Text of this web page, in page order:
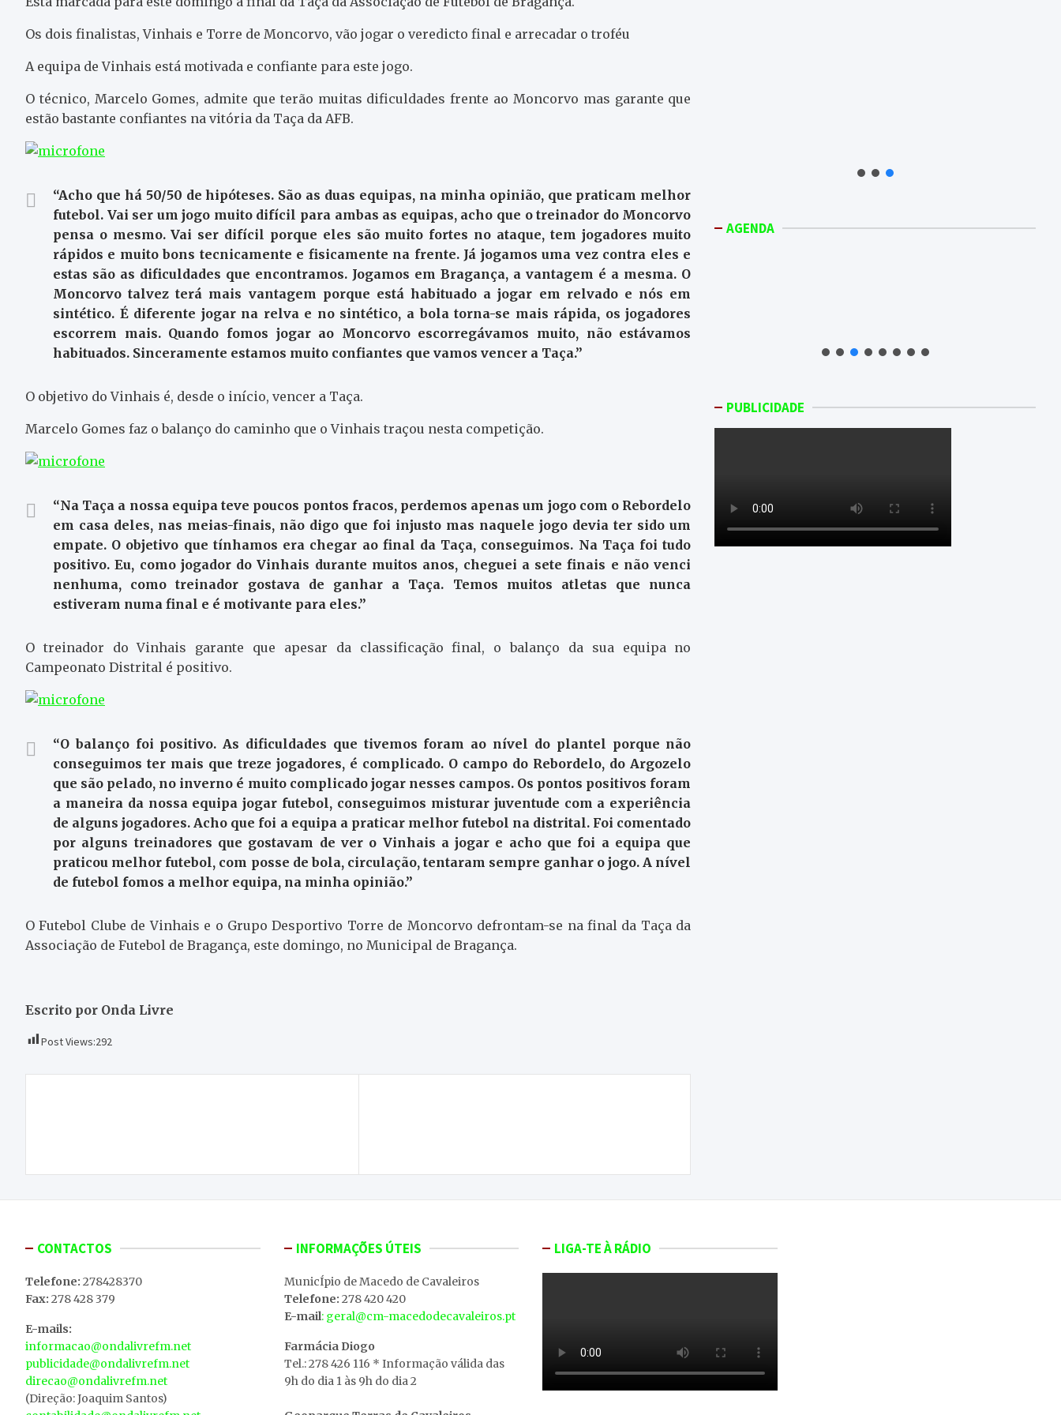
Os dois finalistas, Vinhais e Torre de Moncorvo, vão jogar o veredicto final e arrecadar o troféu
A equipa de Vinhais está motivada e confiante para este jogo.
O técnico, Marcelo Gomes, admite que terão muitas dificuldades frente ao Moncorvo mas garante que
estão bastante confiantes na vitória da Taça da AFB.
“Acho que há 50/50 de hipóteses. São as duas equipas, na minha opinião, que praticam melhor
futebol. Vai ser um jogo muito difícil para ambas as equipas, acho que o treinador do Moncorvo
pensa o mesmo. Vai ser difícil porque eles são muito fortes no ataque, tem jogadores muito
rápidos e muito bons tecnicamente e fisicamente na frente. Já jogamos uma vez contra eles e
estas são as dificuldades que encontramos. Jogamos em Bragança, a vantagem é a mesma. O
Moncorvo talvez terá mais vantagem porque está habituado a jogar em relvado e nós em
sintético. É diferente jogar na relva e no sintético, a bola torna-se mais rápida, os jogadores
escorrem mais. Quando fomos jogar ao Moncorvo escorregávamos muito, não estávamos
habituados. Sinceramente estamos muito confiantes que vamos vencer a Taça.”
O objetivo do Vinhais é, desde o início, vencer a Taça.
Marcelo Gomes faz o balanço do caminho que o Vinhais traçou nesta competição.
“Na Taça a nossa equipa teve poucos pontos fracos, perdemos apenas um jogo com o Rebordelo
em casa deles, nas meias-finais, não digo que foi injusto mas naquele jogo devia ter sido um
empate. O objetivo que tínhamos era chegar ao final da Taça, conseguimos. Na Taça foi tudo
positivo. Eu, como jogador do Vinhais durante muitos anos, cheguei a sete finais e não venci
nenhuma, como treinador gostava de ganhar a Taça. Temos muitos atletas que nunca
estiveram numa final e é motivante para eles.”
O treinador do Vinhais garante que apesar da classificação final, o balanço da sua equipa no
Campeonato Distrital é positivo.
“O balanço foi positivo. As dificuldades que tivemos foram ao nível do plantel porque não
conseguimos ter mais que treze jogadores, é complicado. O campo do Rebordelo, do Argozelo
que são pelado, no inverno é muito complicado jogar nesses campos. Os pontos positivos foram
a maneira da nossa equipa jogar futebol, conseguimos misturar juventude com a experiência
de alguns jogadores. Acho que foi a equipa a praticar melhor futebol na distrital. Foi comentado
por alguns treinadores que gostavam de ver o Vinhais a jogar e acho que foi a equipa que
praticou melhor futebol, com posse de bola, circulação, tentaram sempre ganhar o jogo. A nível
de futebol fomos a melhor equipa, na minha opinião.”
O Futebol Clube de Vinhais e o Grupo Desportivo Torre de Moncorvo defrontam-se na final da Taça da
Associação de Futebol de Bragança, este domingo, no Municipal de Bragança.
Escrito por Onda Livre
Post Views:292
AGENDA
PUBLICIDADE
CONTACTOS
Telefone: 278428370
Fax: 278 428 379
E-mails:
informacao@ondalivrefm.net
publicidade@ondalivrefm.net
direcao@ondalivrefm.net
(Direção: Joaquim Santos)
INFORMAÇÕES ÚTEIS
MunicÍpio de Macedo de Cavaleiros
Telefone: 278 420 420
E-mail: geral@cm-macedodecavaleiros.pt
Farmácia Diogo
Tel.: 278 426 116 * Informação válida das
9h do dia 1 às 9h do dia 2
LIGA-TE À RÁDIO